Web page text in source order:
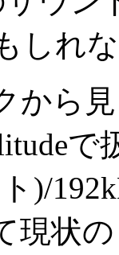
しれ
ら見
)/
現状